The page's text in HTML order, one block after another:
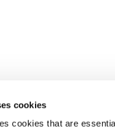
cookies
cookies that are